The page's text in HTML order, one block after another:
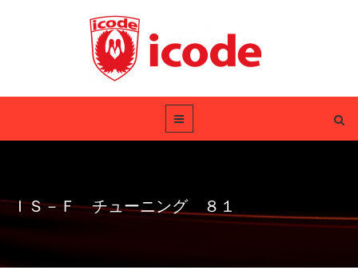
ＩＳ－Ｆ チューニング ８１